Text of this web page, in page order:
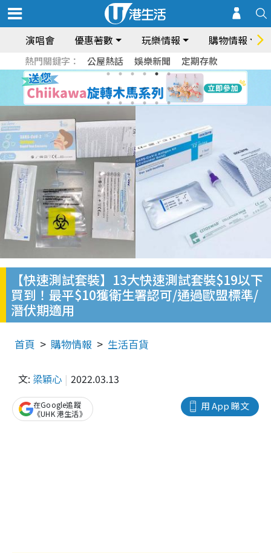
演唱會 優惠著數 玩樂情報 購物情報
熱門關鍵字： 公屋熱話 娛樂新聞 定期存款
【快速測試套裝】13大快速測試套裝$19以下
買到！最平$10獲衛生署認可/通過歐盟標準/
潛伏期適用
首頁 購物情報 生活百貨
文: 梁穎心 2022.03.13
用 App 睇文
在Google追蹤
《UHK 港生活》